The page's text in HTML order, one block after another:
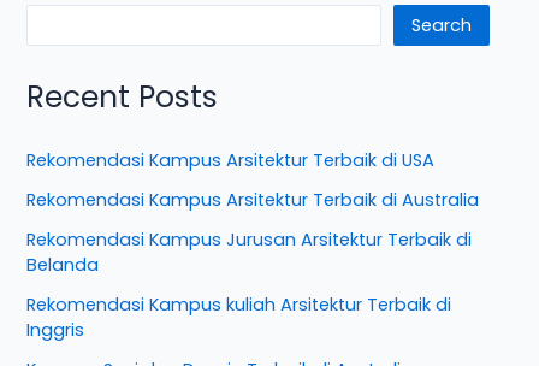
Search
Recent Posts
Rekomendasi Kampus Arsitektur Terbaik di USA
Rekomendasi Kampus Arsitektur Terbaik di Australia
Rekomendasi Kampus Jurusan Arsitektur Terbaik di
Belanda
Rekomendasi Kampus kuliah Arsitektur Terbaik di
Inggris